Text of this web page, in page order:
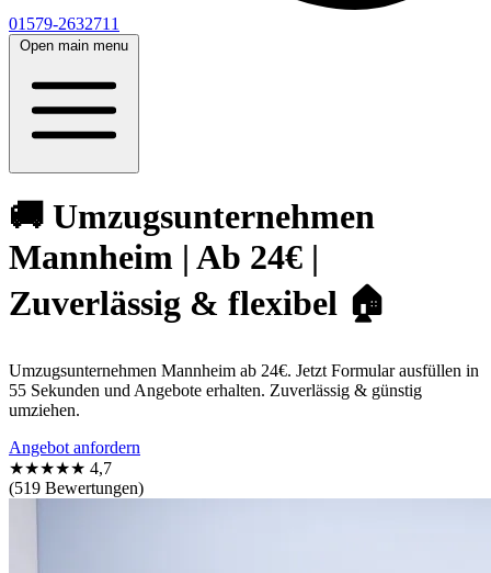
01579-2632711
Open main menu
🚚 Umzugsunternehmen
Mannheim | Ab 24€ |
Zuverlässig & flexibel 🏠
Umzugsunternehmen Mannheim ab 24€. Jetzt Formular ausfüllen in
55 Sekunden und Angebote erhalten. Zuverlässig & günstig
umziehen.
Angebot anfordern
★★★★★ 4,7
(519 Bewertungen)